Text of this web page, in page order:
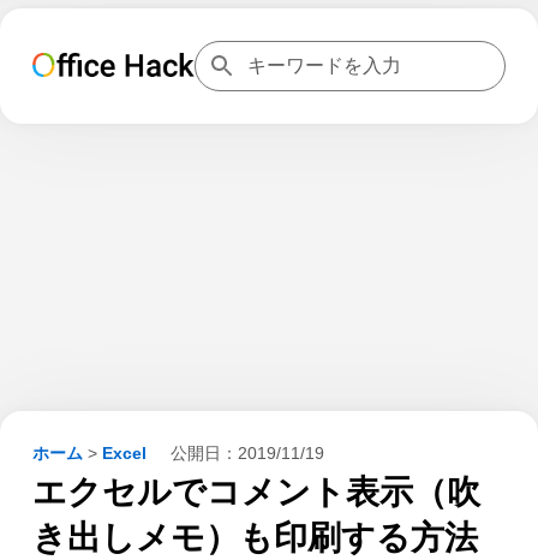
ホーム > Excel 公開日： 2019/11/19
エクセルでコメント表示（吹
き出しメモ）も印刷する方法